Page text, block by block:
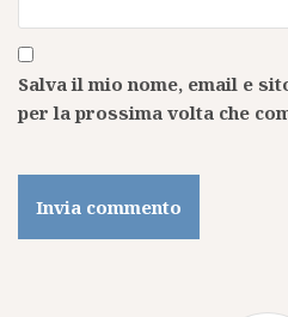
Salva il mio nome, email e
per la prossima volta che